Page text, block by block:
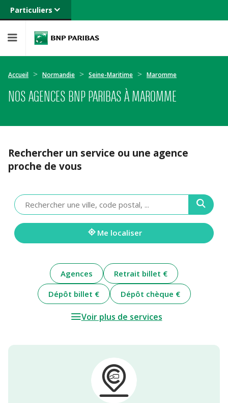
Particuliers
Banque privée
Entreprises
Accueil Normandie Seine-Maritime Maromme
NOS AGENCES BNP PARIBAS À MAROMME
Rechercher un service ou une agence
proche de vous
Veuillez
renseigner
une
adresse
Me localiser
Agences
Retrait billet €
Dépôt billet €
Dépôt chèque €
Voir plus de services